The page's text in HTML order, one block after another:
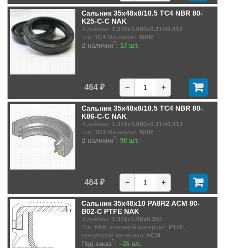
Сальник 35x48x8/10.5 TC4 NBR 80-
K25-C-C NAK
В дюймах: 1.378x1.890x0.315/0.413
Тип: TC4 Материал: NBR
В наличии?: 17 шт.
464 ₽ − +
Сальник 35x48x8/10.5 TC4 NBR 80-
K86-C-C NAK
В дюймах: 1.378x1.890x0.315/0.413
Тип: TC4 Материал: NBR
В наличии?: 90 шт.
464 ₽ − +
Сальник 35x48x10 PA8R2 ACM 80-
B02-C PTFE NAK
В дюймах: 1.378x1.89x0.394
Тип: PA8, основной материал: PTFE,
связующий материал: ACM
Под заказ?: ~26 шт.